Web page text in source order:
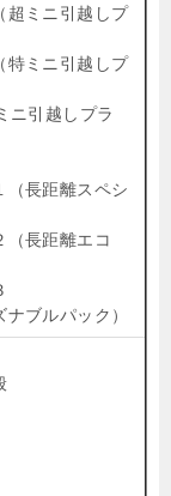
ミニ引越しプ
ミニ引越しプ
引越しプラ
長距離スペシ
長距離エコ
ルパック）